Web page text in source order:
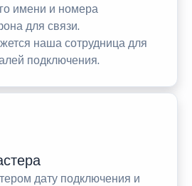
имени и номера
для связи.
наша сотрудница для
подключения.
дату подключения и